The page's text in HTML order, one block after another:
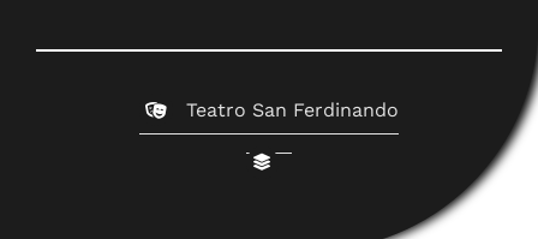
Teatro San Ferdinando